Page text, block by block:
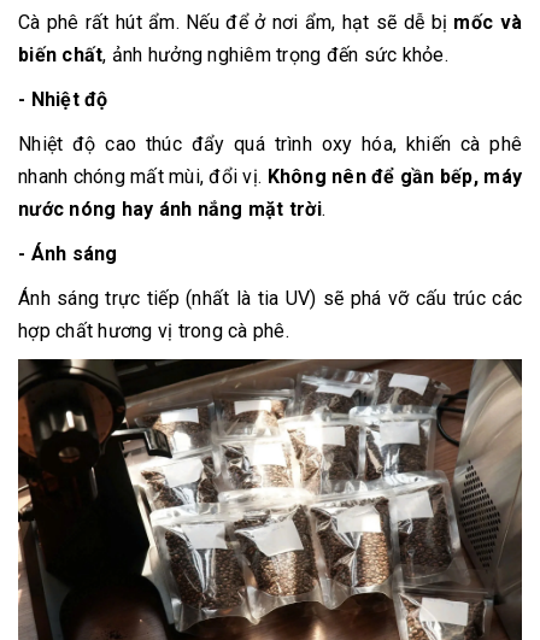
Cà phê rất hút ẩm. Nếu để ở nơi ẩm, hạt sẽ dễ bị mốc và
biến chất, ảnh hưởng nghiêm trọng đến sức khỏe.
- Nhiệt độ
Nhiệt độ cao thúc đẩy quá trình oxy hóa, khiến cà phê
nhanh chóng mất mùi, đổi vị. Không nên để gần bếp, máy
nước nóng hay ánh nắng mặt trời.
- Ánh sáng
Ánh sáng trực tiếp (nhất là tia UV) sẽ phá vỡ cấu trúc các
hợp chất hương vị trong cà phê.